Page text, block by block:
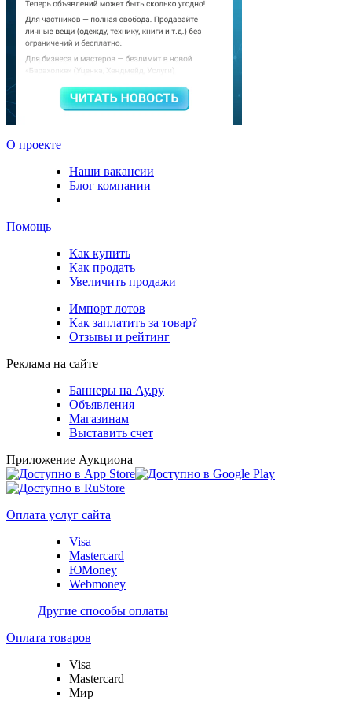
О проекте
Наши вакансии
Блог компании
Помощь
Как купить
Как продать
Увеличить продажи
Импорт лотов
Как заплатить за товар?
Отзывы и рейтинг
Реклама на сайте
Баннеры на Ау.ру
Объявления
Магазинам
Выставить счет
Приложение Аукциона
Оплата услуг сайта
Visa
Mastercard
ЮMoney
Webmoney
Другие способы оплаты
Оплата товаров
Visa
Mastercard
Мир